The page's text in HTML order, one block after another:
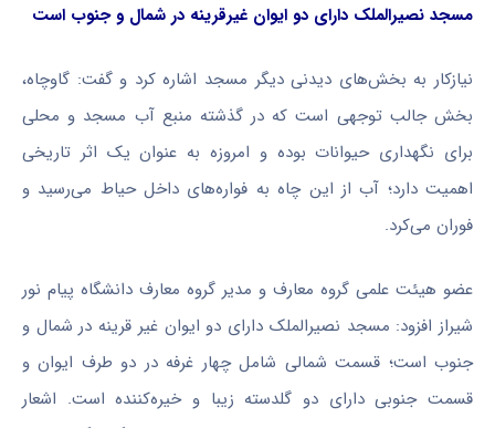
مسجد نصیرالملک دارای دو ایوان غیرقرینه در شمال و جنوب است
نیازکار به بخش‌های دیدنی دیگر مسجد اشاره کرد و گفت: گاوچاه،
بخش جالب توجهی است که در گذشته منبع آب مسجد و محلی
برای نگهداری حیوانات بوده و امروزه به عنوان یک اثر تاریخی
اهمیت دارد؛ آب از این چاه به فواره‌های داخل حیاط می‌رسید و
فوران می‌کرد.
عضو هیئت علمی گروه معارف و مدیر گروه معارف دانشگاه پیام نور
شیراز افزود: مسجد نصیرالملک دارای دو ایوان غیر قرینه در شمال و
جنوب است؛ قسمت شمالی شامل چهار غرفه در دو طرف ایوان و
قسمت جنوبی دارای دو گلدسته زیبا و خیره‌کننده است. اشعار